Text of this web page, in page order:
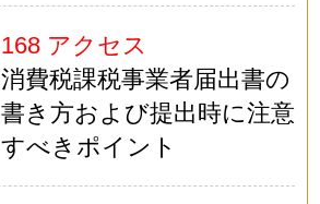
168 アクセス
消費税課税事業者届出書の
書き方および提出時に注意
すべきポイント